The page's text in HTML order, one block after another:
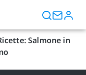
Salmone in